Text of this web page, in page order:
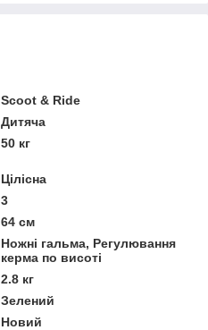
Scoot & Ride
Дитяча
50 кг
Цілісна
3
64 см
Ножні гальма, Регулювання
керма по висоті
2.8 кг
Зелений
Новий